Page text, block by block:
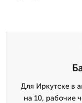
Для Иркутске в
на 10, рабочие